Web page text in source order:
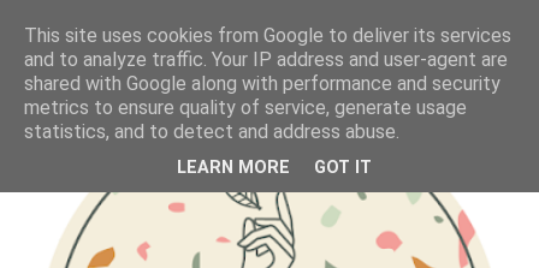
This site uses cookies from Google to deliver its services
and to analyze traffic. Your IP address and user-agent are
shared with Google along with performance and security
metrics to ensure quality of service, generate usage
statistics, and to detect and address abuse.
LEARN MORE GOT IT